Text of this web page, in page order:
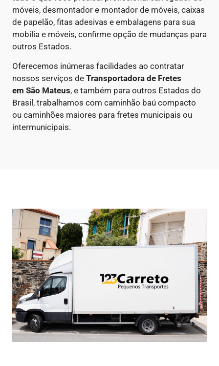
móveis, desmontador e montador de móveis, caixas
de papelão, fitas adesivas e embalagens para sua
mobília e móveis, confirme opção de mudanças para
outros Estados.
Oferecemos inúmeras facilidades ao contratar
nossos serviços de Transportadora de Fretes
em São Mateus, e também para outros Estados do
Brasil, trabalhamos com caminhão baú compacto
ou caminhões maiores para fretes municipais ou
intermunicipais.